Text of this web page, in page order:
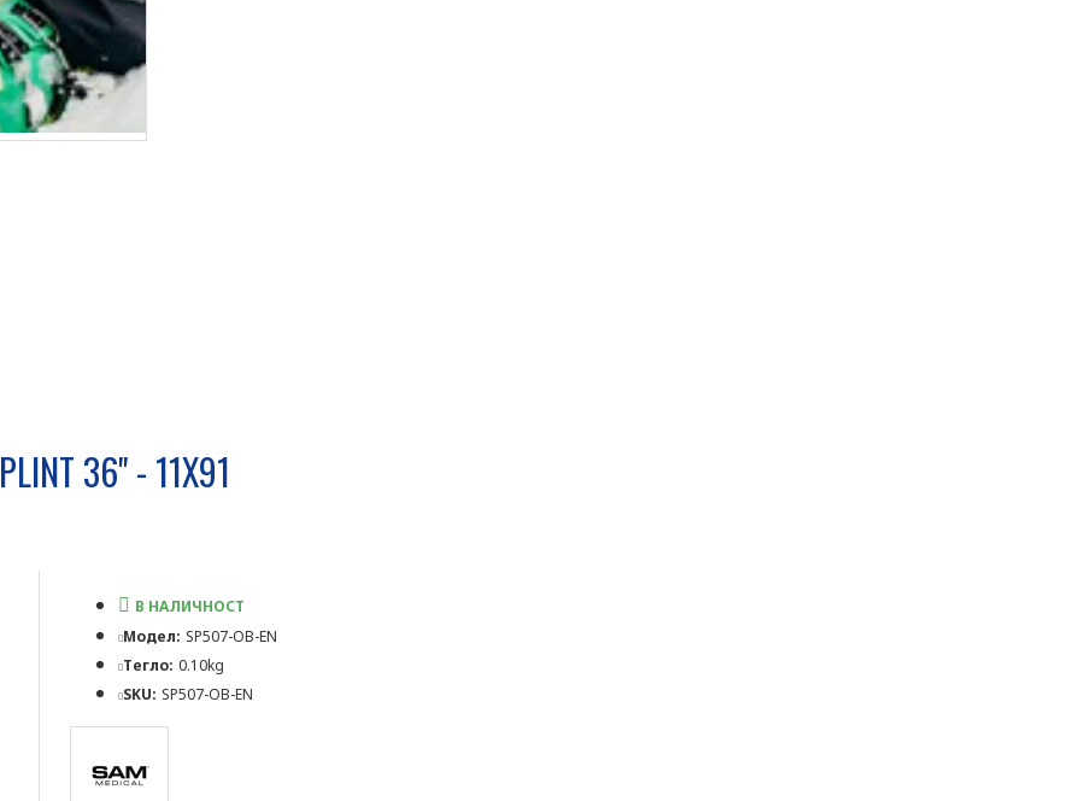
36'' - 11X91
В НАЛИЧНОСТ
Модел: SP507-OB-EN
Тегло: 0.10kg
SKU: SP507-OB-EN